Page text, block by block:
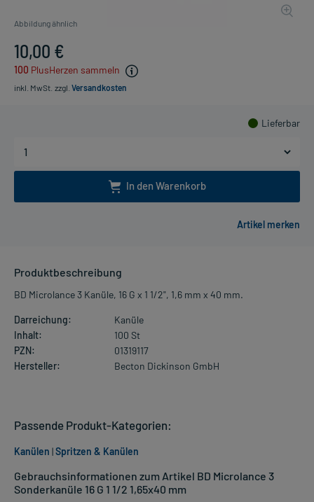
Abbildung ähnlich
10,00 €
100 PlusHerzen sammeln
inkl. MwSt. zzgl. Versandkosten
Lieferbar
In den Warenkorb
Produktbeschreibung
BD Microlance 3 Kanüle, 16 G x 1 1/2", 1,6 mm x 40 mm.
Darreichung:
Kanüle
Inhalt:
100 St
PZN:
01319117
Hersteller:
Becton Dickinson GmbH
Gebrauchsinformationen zum Artikel BD Microlance 3
Sonderkanüle 16 G 1 1/2 1,65x40 mm
Passende Produkt-Kategorien:
Kanülen |Spritzen & Kanülen